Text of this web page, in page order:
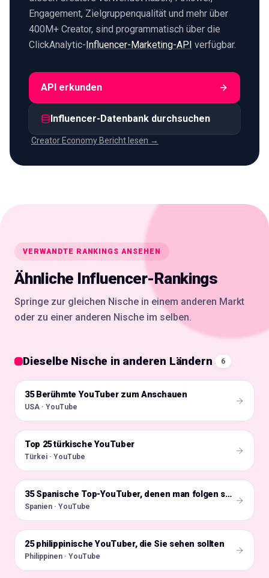
Engagement, Zielgruppenqualität und mehr über
400M+ Creator, sind programmatisch über die
ClickAnalytic- Influencer-Marketing-API verfügbar.
API erkunden
Influencer-Datenbank durchsuchen
Creator Economy Bericht lesen →
VERWANDTE RANKINGS ANSEHEN
Ähnliche Influencer-Rankings
Springe zur gleichen Nische in einem anderen Markt
oder zu einer anderen Nische im selben.
Dieselbe Nische in anderen Ländern 6
🇺🇸
35 Berühmte YouTuber zum Anschauen
USA · YouTube
🇹🇷
Top 25 türkische YouTuber
Türkei · YouTube
🇪🇸 35 Spanische Top-YouTuber, denen man folgen sollte
Spanien · YouTube
🇵🇭
25 philippinische YouTuber, die Sie sehen sollten
Philippinen · YouTube